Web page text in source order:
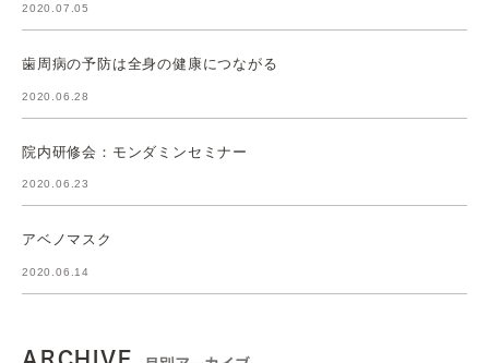
2020.07.05
歯周病の予防は全身の健康につながる
2020.06.28
院内研修会：モンダミンセミナー
2020.06.23
アベノマスク
2020.06.14
ARCHIVE